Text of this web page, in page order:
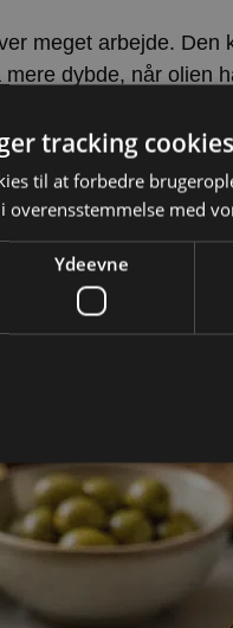
meget arbejde.
dybde, når olien
end bare fedtstof.
af køkkenet – ikke
tracking cookies
til at forbedre
overensstemmelse med
Ydeevne
nødvendige Ydeevne
kernewebsfunktionalitet såsom
Udløb